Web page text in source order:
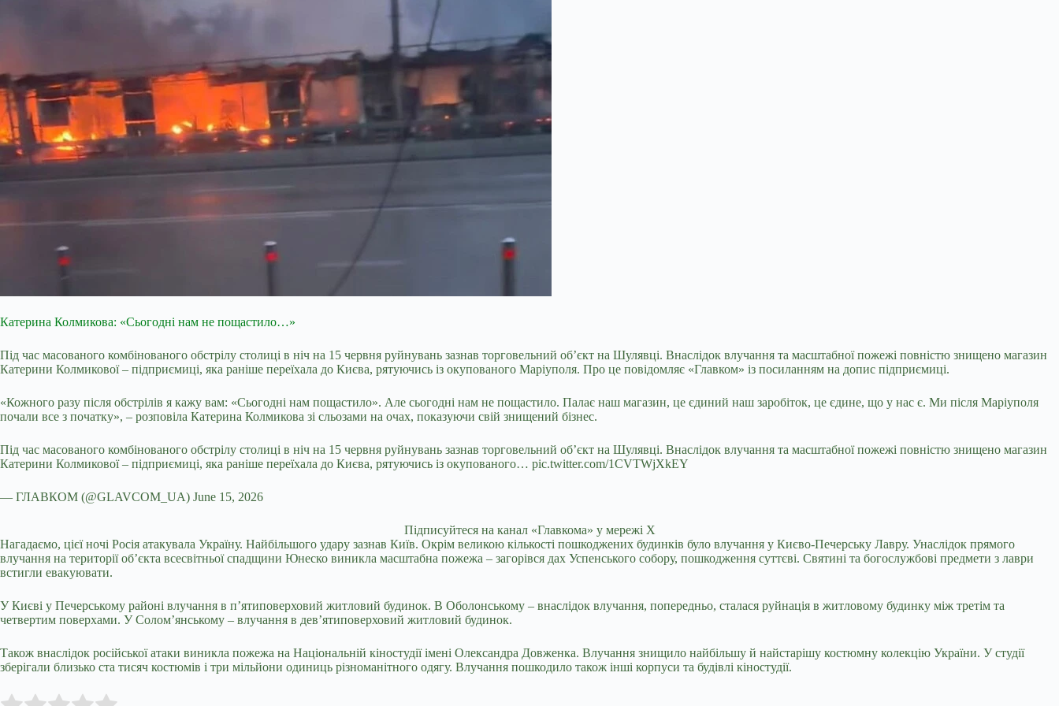
Катерина Колмикова: «Сьогодні нам не пощастило…»
Під час масованого комбінованого обстрілу столиці в ніч на 15 червня руйнувань зазнав торговельний об’єкт на Шулявці. Внаслідок влучання та масштабної пожежі повністю знищено магазин
Катерини Колмикової – підприємиці, яка раніше переїхала до Києва, рятуючись із окупованого Маріуполя. Про це повідомляє «Главком» із посиланням на допис підприємиці.
«Кожного разу після обстрілів я кажу вам: «Сьогодні нам пощастило». Але сьогодні нам не пощастило. Палає наш магазин, це єдиний наш заробіток, це єдине, що у нас є. Ми після Маріуполя
почали все з початку», – розповіла Катерина Колмикова зі сльозами на очах, показуючи свій знищений бізнес.
Під час масованого комбінованого обстрілу столиці в ніч на 15 червня руйнувань зазнав торговельний об’єкт на Шулявці. Внаслідок влучання та масштабної пожежі повністю знищено магазин
Катерини Колмикової – підприємиці, яка раніше переїхала до Києва, рятуючись із окупованого… pic.twitter.com/1CVTWjXkEY
— ГЛАВКОМ (@GLAVCOM_UA) June 15, 2026
Підписуйтеся на канал «Главкома» у мережі Х
Нагадаємо, цієї ночі Росія атакувала Україну. Найбільшого удару зазнав Київ. Окрім великою кількості пошкоджених будинків було влучання у Києво-Печерську Лавру. Унаслідок прямого
влучання на території об’єкта всесвітньої спадщини Юнеско виникла масштабна пожежа – загорівся дах Успенського собору, пошкодження суттєві. Святині та богослужбові предмети з лаври
встигли евакуювати.
У Києві у Печерському районі влучання в п’ятиповерховий житловий будинок. В Оболонському – внаслідок влучання, попередньо, сталася руйнація в житловому будинку між третім та
четвертим поверхами. У Соломʼянському – влучання в дев’ятиповерховий житловий будинок.
Також внаслідок російської атаки виникла пожежа на Національній кіностудії імені Олександра Довженка. Влучання знищило найбільшу й найстарішу костюмну колекцію України. У студії
зберігали близько ста тисяч костюмів і три мільйони одиниць різноманітного одягу. Влучання пошкодило також інші корпуси та будівлі кіностудії.